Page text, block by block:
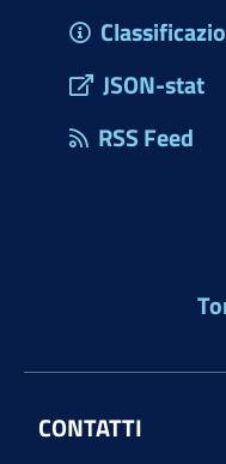
JSON-stat
RSS Feed
CONTATTI